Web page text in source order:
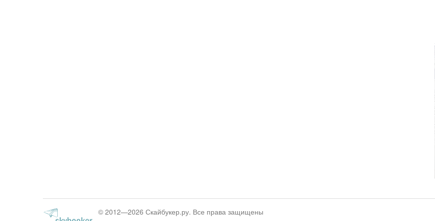
© 2012—2026 Скайбукер.ру. Все права защищены